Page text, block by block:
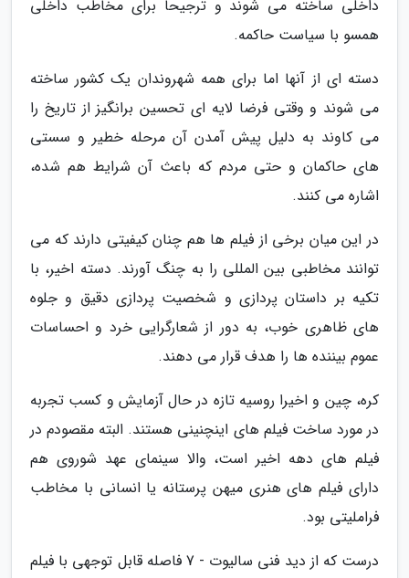
داخلی ساخته می شوند و ترجیحا برای مخاطب داخلی
همسو با سیاست حاکمه.
دسته ای از آنها اما برای همه شهروندان یک کشور ساخته
می شوند و وقتی فرضا لایه ای تحسین برانگیز از تاریخ را
می کاوند به دلیل پیش آمدن آن مرحله خطیر و سستی
های حاکمان و حتی مردم که باعث آن شرایط هم شده،
اشاره می کنند.
در این میان برخی از فیلم ها هم چنان کیفیتی دارند که می
توانند مخاطبی بین المللی را به چنگ آورند. دسته اخیر، با
تکیه بر داستان پردازی و شخصیت پردازی دقیق و جلوه
های ظاهری خوب، به دور از شعارگرایی خرد و احساسات
عموم بیننده ها را هدف قرار می دهند.
کره، چین و اخیرا روسیه تازه در حال آزمایش و کسب تجربه
در مورد ساخت فیلم های اینچنینی هستند. البته مقصودم در
فیلم های دهه اخیر است، والا سینمای عهد شوروی هم
دارای فیلم های هنری میهن پرستانه یا انسانی با مخاطب
فراملیتی بود.
درست که از دید فنی سالیوت - 7 فاصله قابل توجهی با فیلم